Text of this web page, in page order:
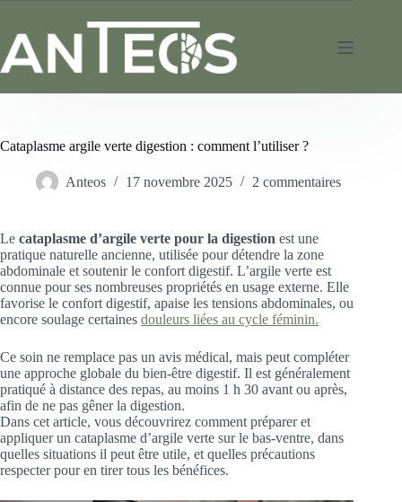
Cataplasme argile verte digestion : comment l’utiliser ?
Anteos 17 novembre 2025 2 commentaires
Le cataplasme d’argile verte pour la digestion est une
pratique naturelle ancienne, utilisée pour détendre la zone
abdominale et soutenir le confort digestif. L’argile verte est
connue pour ses nombreuses propriétés en usage externe. Elle
favorise le confort digestif, apaise les tensions abdominales, ou
encore soulage certaines douleurs liées au cycle féminin.
Ce soin ne remplace pas un avis médical, mais peut compléter
une approche globale du bien-être digestif. Il est généralement
pratiqué à distance des repas, au moins 1 h 30 avant ou après,
afin de ne pas gêner la digestion.
Dans cet article, vous découvrirez comment préparer et
appliquer un cataplasme d’argile verte sur le bas-ventre, dans
quelles situations il peut être utile, et quelles précautions
respecter pour en tirer tous les bénéfices.